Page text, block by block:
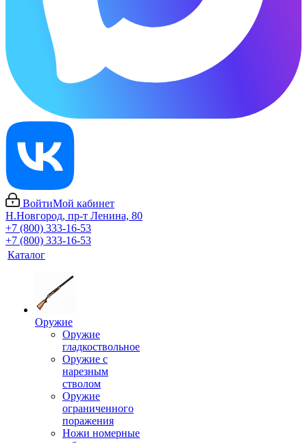
ВойтиМой кабинет
Н.Новгород, пр-т Ленина, 80
+7 (800) 333-16-53
+7 (800) 333-16-53
Каталог
Оружие
Оружие
гладкоствольное
Оружие с
нарезным
стволом
Оружие
ограниченного
поражения
Ножи номерные